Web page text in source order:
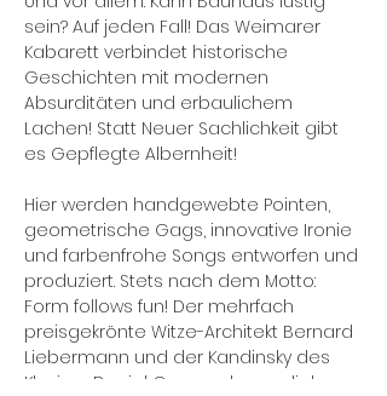
sein? Auf jeden Fall! Das Weimarer
Kabarett verbindet historische
Geschichten mit modernen
Absurditäten und erbaulichem
Lachen! Statt Neuer Sachlichkeit gibt
es Gepflegte Albernheit!
Hier werden handgewebte Pointen,
geometrische Gags, innovative Ironie
und farbenfrohe Songs entworfen und
produziert. Stets nach dem Motto:
Form follows fun! Der mehrfach
preisgekrönte Witze-Architekt Bernard
Liebermann und der Kandinsky des
Klaviers Daniel Gracz schauen lieber